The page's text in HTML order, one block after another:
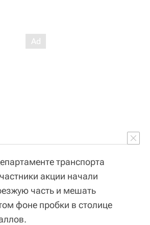
транспорта
акции начали
часть и мешать
фоне пробки в столице